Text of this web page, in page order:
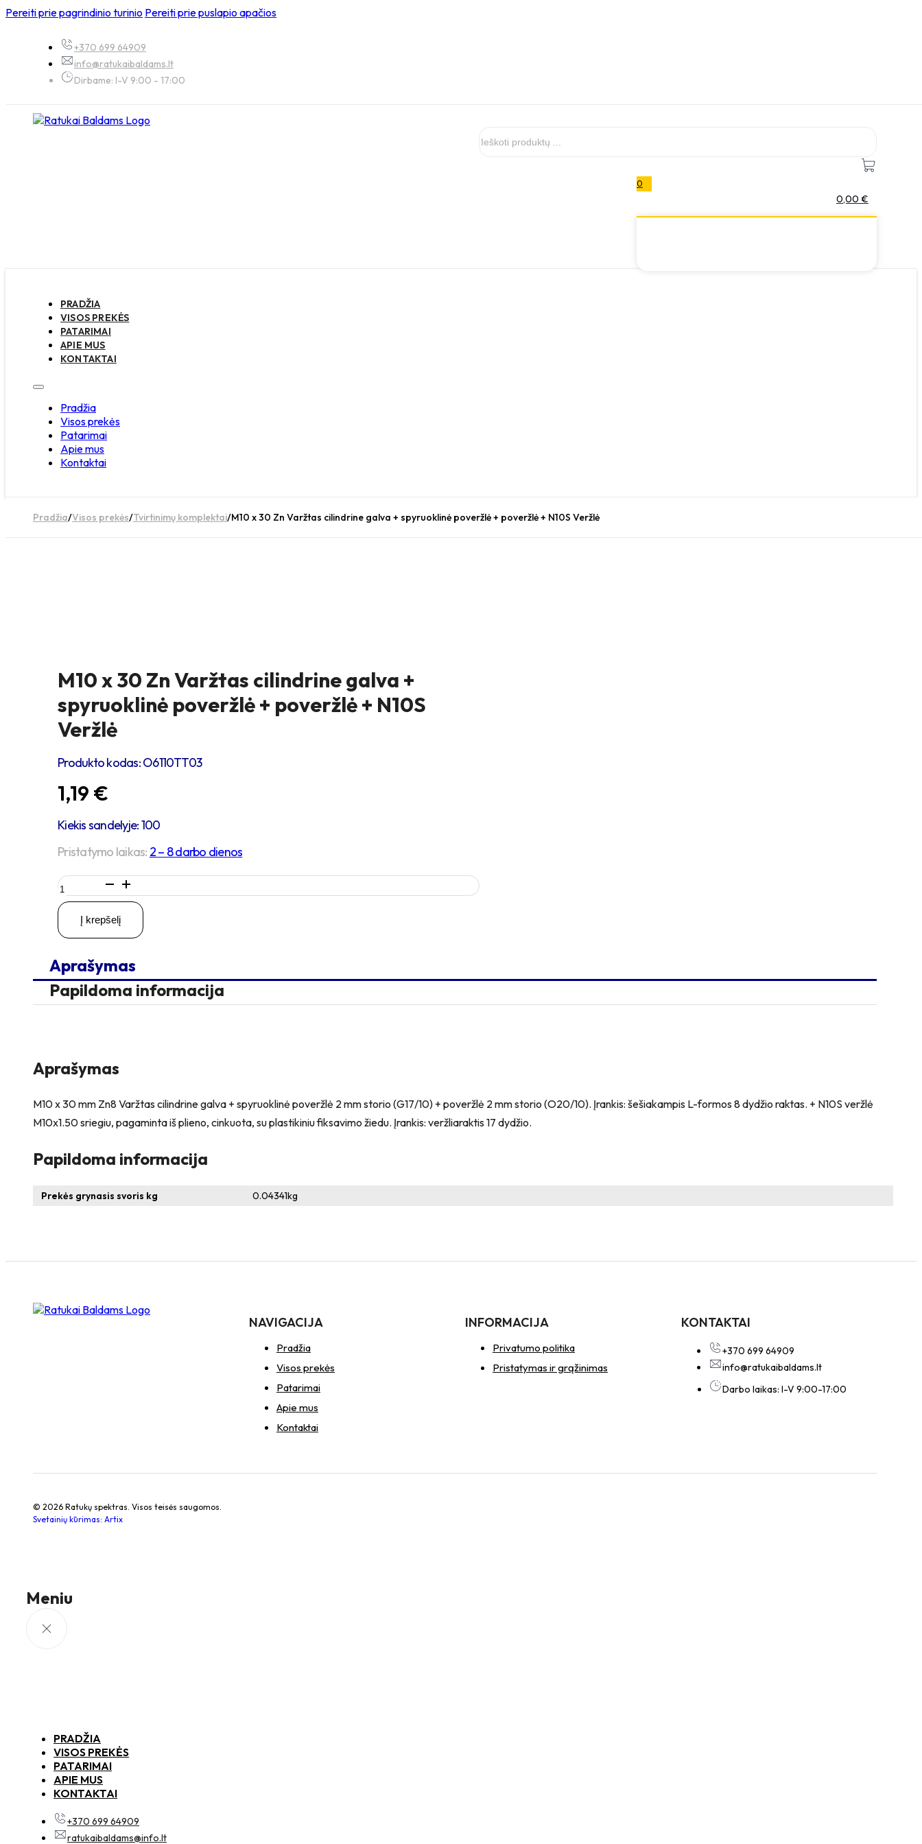
Pereiti prie pagrindinio turinio Pereiti prie puslapio apačios
+370 699 64909
info@ratukaibaldams.lt
Dirbame: I-V 9:00 - 17:00
0
0,00 €
PRADŽIA
VISOS PREKĖS
PATARIMAI
APIE MUS
KONTAKTAI
Pradžia
Visos prekės
Patarimai
Apie mus
Kontaktai
Pradžia/Visos prekės/Tvirtinimų komplektai/M10 x 30 Zn Varžtas cilindrine galva + spyruoklinė poveržlė + poveržlė + N10S Veržlė
M10 x 30 Zn Varžtas cilindrine galva +
spyruoklinė poveržlė + poveržlė + N10S
Veržlė
Produkto kodas:O6110TT03
1,19 €
Kiekis sandelyje: 100
Pristatymo laikas: 2 – 8 darbo dienos
produkto
kiekis:
M10
30
Varžtas
cilindrine
galva
+
poveržlė
+
Veržlė
Į krepšelį
Aprašymas
Papildoma informacija
Aprašymas
M10 x 30 mm Zn8 Varžtas cilindrine galva + spyruoklinė poveržlė 2 mm storio (G17/10) + poveržlė 2 mm storio (O20/10). Įrankis: šešiakampis L-formos 8 dydžio raktas. + N10S veržlė
M10x1.50 sriegiu, pagaminta iš plieno, cinkuota, su plastikiniu fiksavimo žiedu. Įrankis: veržliaraktis 17 dydžio.
Papildoma informacija
Prekės grynasis svoris kg 0.04341kg
NAVIGACIJA
Pradžia
Visos prekės
Patarimai
Apie mus
Kontaktai
INFORMACIJA
Privatumo politika
Pristatymas ir grąžinimas
KONTAKTAI
+370 699 64909
info@ratukaibaldams.lt
Darbo laikas: I-V 9:00-17:00
© 2026 Ratukų spektras. Visos teisės saugomos.
Svetainių kūrimas: Artix
Meniu
PRADŽIA
VISOS PREKĖS
PATARIMAI
APIE MUS
KONTAKTAI
+370 699 64909
ratukaibaldams@info.lt